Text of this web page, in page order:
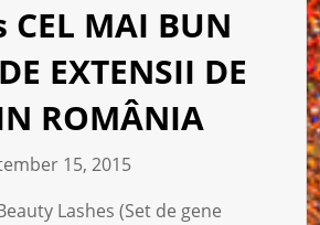
MAI BUN
EXTENSII DE
ROMÂNIA
15, 2015
Lashes (Set de gene